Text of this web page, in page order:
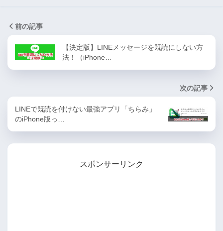
前の記事
【決定版】LINEメッセージを既読にしない方
法！（iPhone…
次の記事
LINEで既読を付けない最強アプリ「ちらみ」
のiPhone版っ…
スポンサーリンク